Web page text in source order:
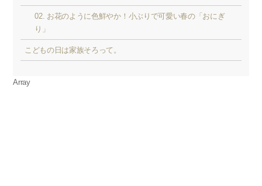
02. お花のように色鮮やか！小ぶりで可愛い春の「おにぎ
り」
こどもの日は家族そろって。
Array